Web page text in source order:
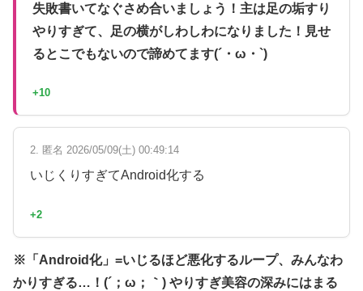
失敗書いてなぐさめ合いましょう！主は足の垢すり
やりすぎて、足の横がしわしわになりました！見せ
るとこでもないので諦めてます(´・ω・`)
+10
2. 匿名 2026/05/09(土) 00:49:14
いじくりすぎてAndroid化する
+2
※「Android化」=いじるほど悪化するループ、みんなわ
かりすぎる…！(´；ω；｀) やりすぎ美容の深みにはまる